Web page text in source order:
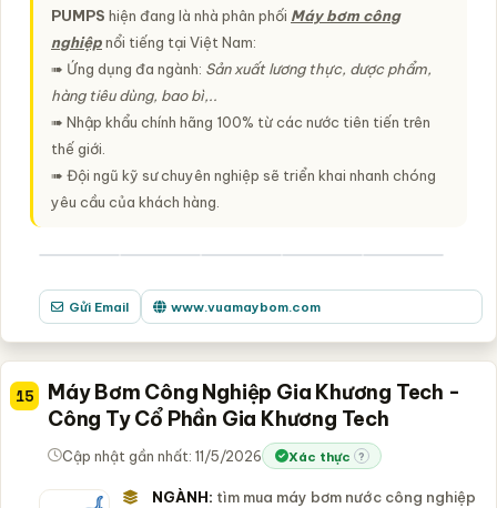
PUMPS hiện đang là nhà phân phối Máy bơm công
nghiệpnổi tiếng tại Việt Nam:
➠ Ứng dụng đa ngành: Sản xuất lương thực, dược phẩm,
hàng tiêu dùng, bao bì,..
➠ Nhập khẩu chính hãng 100% từ các nước tiên tiến trên
thế giới.
➠ Đội ngũ kỹ sư chuyên nghiệp sẽ triển khai nhanh chóng
yêu cầu của khách hàng.
Gửi Email www.vuamaybom.com
15
Máy Bơm Công Nghiệp Gia Khương Tech -
Công Ty Cổ Phần Gia Khương Tech
Cập nhật gần nhất: 11/5/2026 Xác thực ?
NGÀNH: tìm mua máy bơm nước công nghiệp